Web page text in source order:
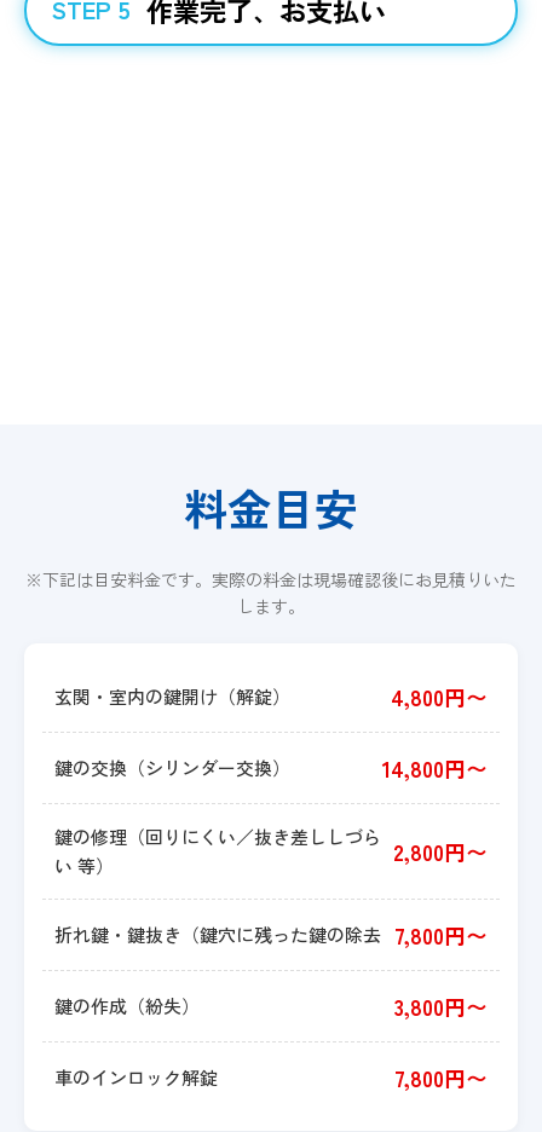
STEP 5 作業完了、お支払い
料金目安
※下記は目安料金です。実際の料金は現場確認後にお見積りいた
します。
玄関・室内の鍵開け（解錠） 4,800円〜
鍵の交換（シリンダー交換） 14,800円〜
鍵の修理（回りにくい／抜き差ししづら
い 等）
2,800円〜
折れ鍵・鍵抜き（鍵穴に残った鍵の除去 7,800円〜
鍵の作成（紛失） 3,800円〜
車のインロック解錠 7,800円〜